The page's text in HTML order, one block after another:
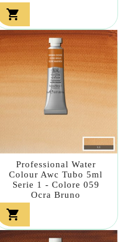

Professional Water
Colour Awc Tubo 5ml
Serie 1 - Colore 059
Ocra Bruno
